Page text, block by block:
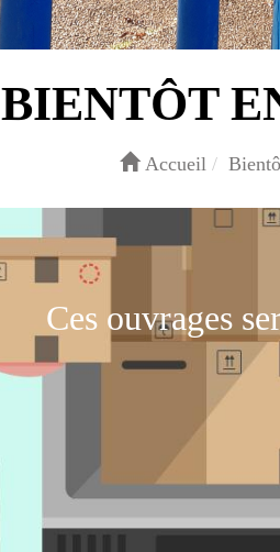
BIENTÔT
Accueil
Ces ouvrages